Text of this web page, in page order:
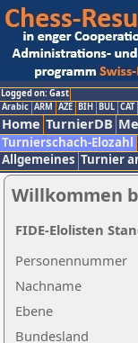
Logged on: Gast
Arabic ARM AZE BIH BUL CAT
Home TurnierDB
Turnierschach-Elozahl
Allgemeines Turnier
Willkommen
Nachname
Ebene
Personennummer
Bundesland
FIDE-Elolisten